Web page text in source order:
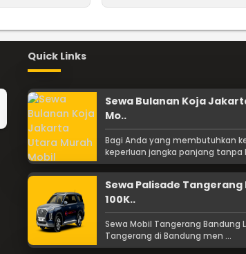
Quick Links
Sewa Bulanan Koja
Mo..
Bagi Anda yang membutuhkan
keperluan jangka panjang tanpa
Sewa Palisade
100K..
Sewa Mobil Tangerang Bandung
Tangerang di Bandung men ...